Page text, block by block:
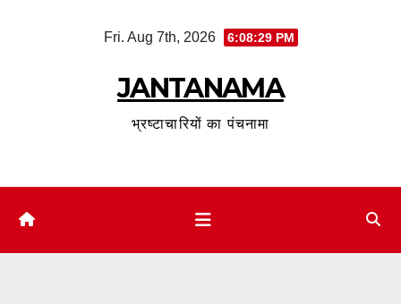
Fri. Aug 7th, 2026 6:08:30 PM
JANTANAMA
भ्रष्टाचारियों का पंचनामा